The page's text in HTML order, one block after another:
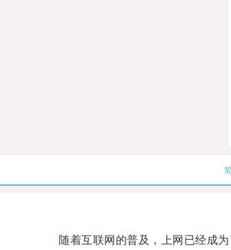
随着互联网的普及，上网已经成为